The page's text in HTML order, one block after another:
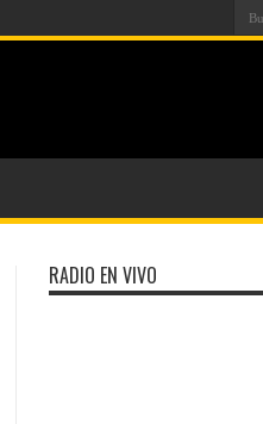
RADIO EN VIVO